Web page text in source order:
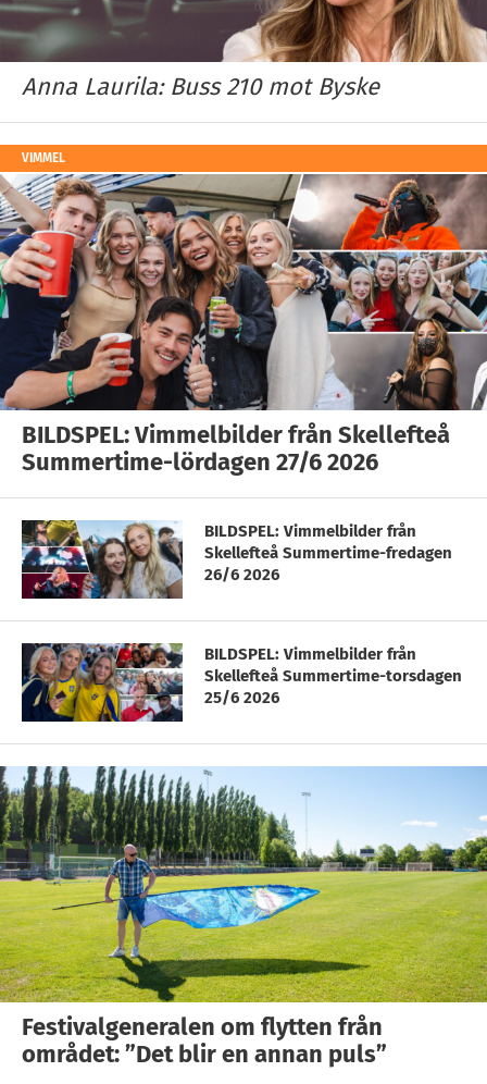
Anna Laurila: Buss 210 mot Byske
VIMMEL
BILDSPEL: Vimmelbilder från Skellefteå
Summertime-lördagen 27/6 2026
BILDSPEL: Vimmelbilder från
Skellefteå Summertime-fredagen
26/6 2026
BILDSPEL: Vimmelbilder från
Skellefteå Summertime-torsdagen
25/6 2026
Festivalgeneralen om flytten från
området: ”Det blir en annan puls”